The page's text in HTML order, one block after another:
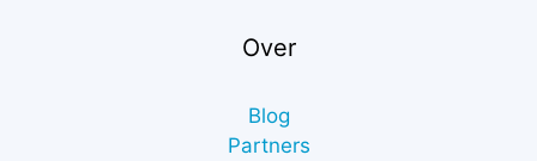
Over
Blog
Partners